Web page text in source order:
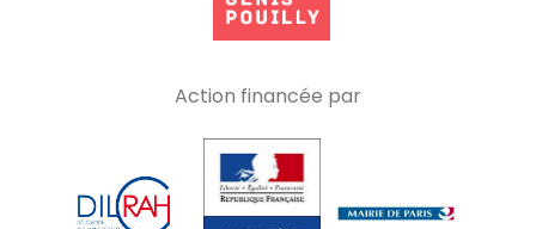
Action financée par